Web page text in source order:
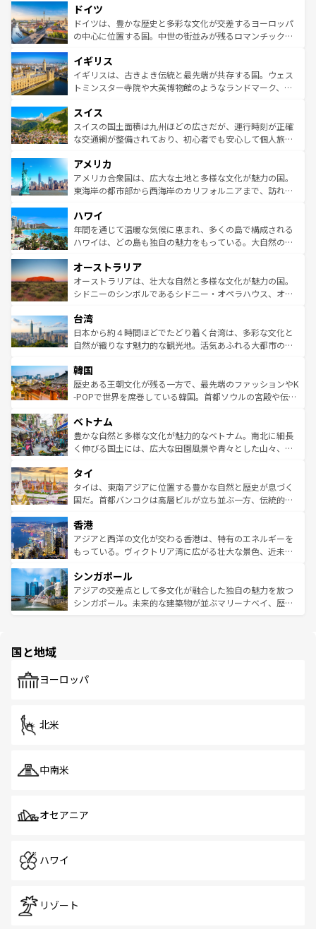
せる。地方によって風土や気候が異なるスペインはその個
性で訪れる人を魅了する。 なお、新着のスペイン情報は コ
ンテンツ一覧を参照してほしい。
で、幅広い魅力が詰まっている。華麗な宮殿、歴史的な大
聖堂、美しいビーチ、そして豊かな自然が、訪れる者を心
から魅了する。また、フランスは美食の国としても知ら
いる。シャンパンの発祥地であるランス、プロヴァンスの
香り高いラベンダー畑など、多彩な楽しみ方が可能だ。さ
らに、パリ以外の地域にも魅力が溢れており、どの街角に
れる地方に足を運ぶとそれぞれで全く異なる文化を体験で
きるだろう。 なお、新着のフランス情報はコンテンツ一覧
を参照してほしい。
ドイツ
ドイツは、豊かな歴史と多彩な文化が交差するヨーロッパ
の中心に位置する国。中世の街並みが残るロマンチック街
顔を持つこの国は、どこを歩いても飽きることがない。ベ
ルリンの文化的活気、バイエルン州のアルプスの絶景、そ
してライン川沿いのワイン畑といった風景は必見。ビール
は、お酒好きな人にはぜひ体験してほしい。 なお、新着の
ドイツ情報はコンテンツ一覧を参照してほしい。
イギリス
イギリスは、古きよき伝統と最先端が共存する国。ウェス
トミンスター寺院や大英博物館のようなランドマーク、歴
リアごとに異なる魅力がある。また、優雅なアフタヌーン
ティー、ビール好きにはたまらない英国パブ、サッカー観
戦など、本場だからこそできる体験も豊富。イギリスを旅
ンツ一覧を参照してほしい。
スイス
スイスの国土面積は九州ほどの広さだが、運行時刻が正確
な交通網が整備されており、初心者でも安心して個人旅行
の建物がそのまま残る町や、スイスならではのユニークな
博物館もあり、アルプス観光だけでなく町歩きも満喫する
ことができる。国民の所得が高いため物価も高いが、旅行
ば市内交通費無料で観光を楽しむこともできる。 なお、新
着のスイス情報はコンテンツ一覧 を参照してほしい。
アメリカ
アメリカ合衆国は、広大な土地と多様な文化が魅力の国。
東海岸の都市部から西海岸のカリフォルニアまで、訪れる
のような巨大都市は、観光、ショッピング、エンターテイ
ンメントが詰まった刺激的なスポットだ。一方、アメリカ
西部には大自然が広がり、グランドキャニオンやイエロー
部のニューオーリンズでは、音楽と美食が融合した独特の
文化が魅力。旅行者はアメリカの各地域で異なる魅力を楽
しみながら、その多様性と豊かな歴史を感じることができ
ならではの贅沢な旅のスタイルだ。 なお、新着のアメリカ
情報はコンテンツ一覧を参照してほしい。
ハワイ
年間を通じて温暖な気候に恵まれ、多くの島で構成される
ハワイは、どの島も独自の魅力をもっている。大自然の神
ワイ島は見逃せない。また、定番の観光地といえばオアフ
島だが、静かな自然を求めるならマウイ島やカウアイ島が
おすすめ。エメラルドグリーンに輝く海をはじめ、豊かな
れるおもてなしの心で訪れる人々を迎えてくれるハワイの
人々、おいしいローカルフードやハワイアンミュージッ
ク、伝統的なフラダンスなど、すべてがハワイの魅力を彩
ワイを、存分に味わってほしい。 なお、新着のハワイ情報
はコンテンツ一覧を参照してほしい。
オーストラリア
オーストラリアは、壮大な自然と多様な文化が魅力の国。
シドニーのシンボルであるシドニー・オペラハウス、オー
リアリーフや大陸中央部にそびえるウルル（エアーズロッ
ク）、タスマニアの美しい原生林やケアンズの熱帯雨林な
ど、見どころがたくさん。また、カフェやワイン、オージ
いる。アクティビティも充実しており、サーフィンやダイ
ビング、ハイキングなど、アウトドア好きにはたまらな
い。オーストラリアの多彩な魅力を存分に味わいつくそ
参照してほしい。
台湾
日本から約４時間ほどでたどり着く台湾は、多彩な文化と
自然が織りなす魅力的な観光地。活気あふれる大都市の台
ン）、静ひつな山岳地帯である台湾東部など、都市の喧騒
と山間の静けさが共存しており、訪れる人に新しい発見と
驚きをもたらしてくれる。また、奥深い台湾の食文化も魅
容にもいいと評判のスイーツなど、バラエティ豊かな料理
が味わえる。 なお、新着の台湾情報は コンテンツ一覧を参
照してほしい。
韓国
歴史ある王朝文化が残る一方で、最先端のファッションやK
-POPで世界を席巻している韓国。首都ソウルの宮殿や伝統
き、地方に足を延ばせば四季折々の自然美を楽しむことが
できる。そして、キムチや焼肉、絶品のストリートフード
まで、さまざまな韓国料理が待っている。夜には、韓国な
リティに包まれながら、韓国の多彩な魅力を心ゆくまで味
わってみてほしい。 なお、新着の韓国情報はコンテンツ一
覧を参照してほしい。
ベトナム
豊かな自然と多様な文化が魅力的なベトナム。南北に細長
く伸びる国土には、広大な田園風景や青々とした山々、世
急速な発展と共に伝統が息づく。ハノイの古い町並みやホ
ーチミン市のフランス統治時代の建物も、独特の雰囲気を
醸し出している。また、バラエティの豊かさとおいしさで
とつ。フォーやバインミー、ベトナムコーヒーなどは、ぜ
ひ現地で味わいたい。どの地域を訪れてもあたたかい人々
が旅行者を迎えてくれるので、きっと忘れられない旅にな
参照してほしい。
タイ
タイは、東南アジアに位置する豊かな自然と歴史が息づく
国だ。首都バンコクは高層ビルが立ち並ぶ一方、伝統的な
の活気が交差している。北部ではチェンマイなどの山岳地
帯で自然と触れ合い、南部ではプーケットやクラビの美し
いビーチでリゾート気分を楽しむことができる。タイ料理
激する。気候は一年中温暖で、どの季節にも異なる楽しみ
が待っている。親しみやすいタイの人々、仏教を中心とし
た文化、そして多様な観光資源が、訪れる旅人を魅了し続
香港
アジアと西洋の文化が交わる香港は、特有のエネルギーを
もっている。ヴィクトリア湾に広がる壮大な景色、近未来
み、どこを訪れても感動するはず。観光スポットが密集し
ており、効率よく見どころを回れるのも魅力。息をのむよ
うな絶景から文化的な体験まで、香港を存分に楽しみ尽く
シンガポール
アジアの交差点として多文化が融合した独自の魅力を放つ
シンガポール。未来的な建築物が並ぶマリーナベイ、歴史
で、ホーカーズは地元の風情を楽しめる外せないスポット
国と地域
ヨーロッパ
北米
中南米
オセアニア
ハワイ
リゾート